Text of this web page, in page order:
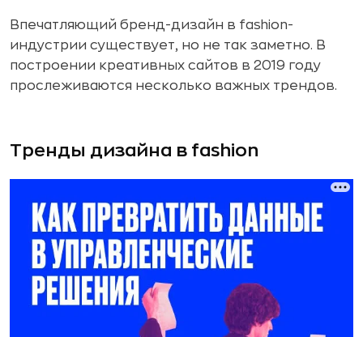
Впечатляющий бренд-дизайн в fashion-
индустрии существует, но не так заметно. В
построении креативных сайтов в 2019 году
прослеживаются несколько важных трендов.
Тренды дизайна в fashion